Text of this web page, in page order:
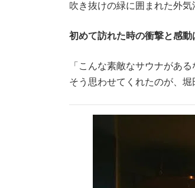
吹き抜けの緑に囲まれた外
初めて訪れた時の衝撃と感動
「こんな素敵なサウナがあ
そう思わせてくれたのが、堀